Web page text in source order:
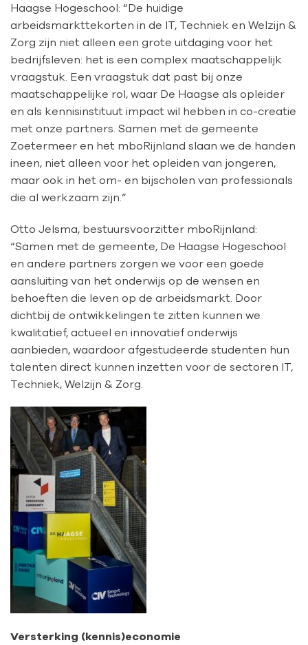
Haagse Hogeschool: “De huidige
arbeidsmarkttekorten in de IT, Techniek en Welzijn &
Zorg zijn niet alleen een grote uitdaging voor het
bedrijfsleven: het is een complex maatschappelijk
vraagstuk. Een vraagstuk dat past bij onze
maatschappelijke rol, waar De Haagse als opleider
en als kennisinstituut impact wil hebben in co-creatie
met onze partners. Samen met de gemeente
Zoetermeer en het mboRijnland slaan we de handen
ineen, niet alleen voor het opleiden van jongeren,
maar ook in het om- en bijscholen van professionals
die al werkzaam zijn.”
Otto Jelsma, bestuursvoorzitter mboRijnland:
“Samen met de gemeente, De Haagse Hogeschool
en andere partners zorgen we voor een goede
aansluiting van het onderwijs op de wensen en
behoeften die leven op de arbeidsmarkt. Door
dichtbij de ontwikkelingen te zitten kunnen we
kwalitatief, actueel en innovatief onderwijs
aanbieden, waardoor afgestudeerde studenten hun
talenten direct kunnen inzetten voor de sectoren IT,
Techniek, Welzijn & Zorg.
Versterking (kennis)economie